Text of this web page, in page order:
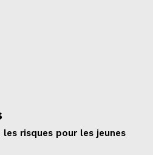
les risques pour les jeunes